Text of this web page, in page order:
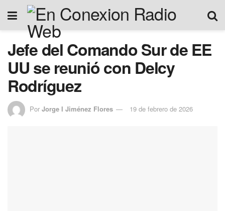
Jefe del Comando Sur de EE
UU se reunió con Delcy
Rodríguez
Por Jorge I Jiménez Flores 19 de febrero de 2026